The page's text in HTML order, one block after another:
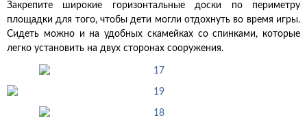
Закрепите широкие горизонтальные доски по периметру
площадки для того, чтобы дети могли отдохнуть во время игры.
Сидеть можно и на удобных скамейках со спинками, которые
легко установить на двух сторонах сооружения.